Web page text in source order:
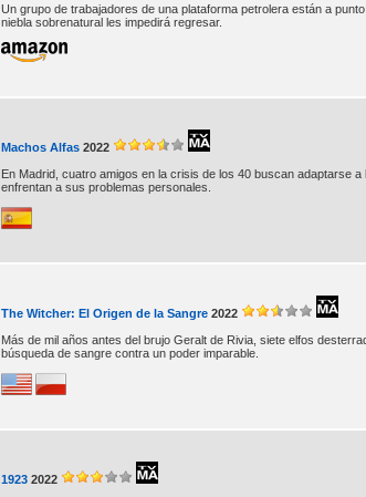
Un grupo de trabajadores de una plataforma petrolera están a
niebla sobrenatural les impedirá regresar.
Machos Alfas 2022
En Madrid, cuatro amigos en la crisis de los 40 buscan adaptarse
enfrentan a sus problemas personales.
The Witcher: El Origen de la Sangre 2022
Más de mil años antes del brujo Geralt de Rivia, siete elfos
búsqueda de sangre contra un poder imparable.
1923 2022